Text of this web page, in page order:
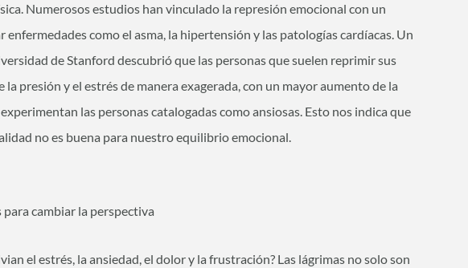
Numerosos estudios han vinculado la represión emocional con un
enfermedades como el asma, la hipertensión y las patologías cardíacas. Un
de Stanford descubrió que las personas que suelen reprimir sus
la presión y el estrés de manera exagerada, con un mayor aumento de la
las personas catalogadas como ansiosas. Esto nos indica que
no es buena para nuestro equilibrio emocional.
cambiar la perspectiva
el estrés, la ansiedad, el dolor y la frustración? Las lágrimas no solo son